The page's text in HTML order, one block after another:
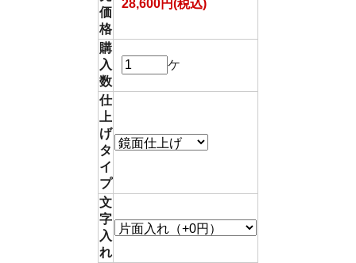
価
格
28,600円(税込)
購
入
数
ケ
仕
上
げ
タ
イ
プ
文
字
入
れ